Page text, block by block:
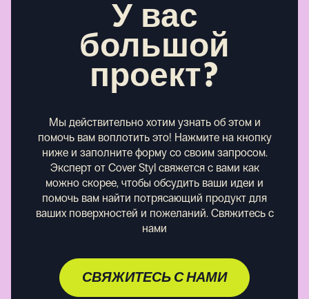
У вас
большой
проект?
Мы действительно хотим узнать об этом и
помочь вам воплотить это! Нажмите на кнопку
ниже и заполните форму со своим запросом.
Эксперт от Cover Styl свяжется с вами как
можно скорее, чтобы обсудить ваши идеи и
помочь вам найти потрясающий продукт для
ваших поверхностей и пожеланий. Свяжитесь с
нами
СВЯЖИТЕСЬ С НАМИ